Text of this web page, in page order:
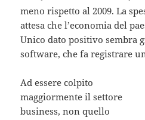
meno rispetto al 2009. La
attesa che l’economia del
Unico dato positivo sembra
software, che fa registrare
Ad essere colpito
maggiormente il settore
business, non quello